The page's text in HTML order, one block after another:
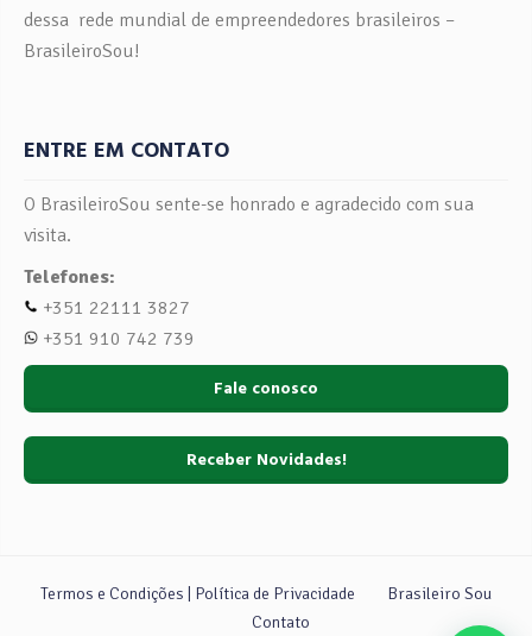
dessa rede mundial de empreendedores brasileiros –
BrasileiroSou!
ENTRE EM CONTATO
O BrasileiroSou sente-se honrado e agradecido com sua
visita.
Telefones:
+351 22111 3827
+351 910 742 739
Fale conosco
Receber Novidades!
Termos e Condições | Política de Privacidade
Brasileiro Sou
Contato